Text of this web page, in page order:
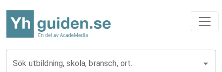
Sök utbildning, skola, bransch, ort...